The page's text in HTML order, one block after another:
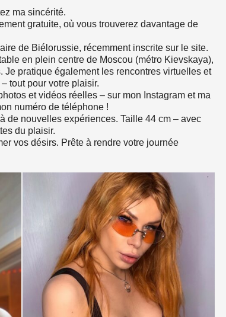
ma sincérité.
gratuite, où vous trouverez davantage de
de Biélorussie, récemment inscrite sur le site.
en plein centre de Moscou (métro Kievskaya),
pratique également les rencontres virtuelles et
tout pour votre plaisir.
et vidéos réelles – sur mon Instagram et ma
numéro de téléphone !
de nouvelles expériences. Taille 44 cm – avec
du plaisir.
vos désirs. Prête à rendre votre journée